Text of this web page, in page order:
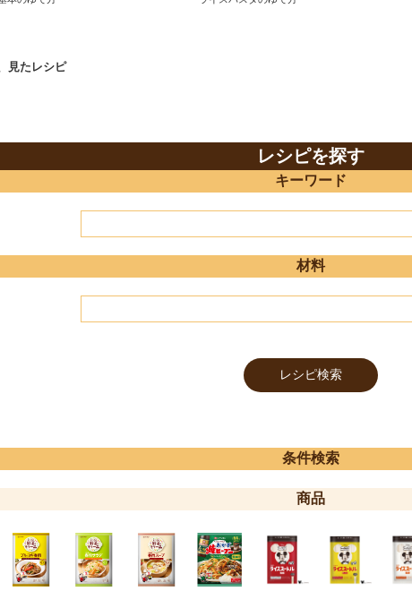
見たレシピ
レシピを探す
キーワード
材料
条件検索
商品